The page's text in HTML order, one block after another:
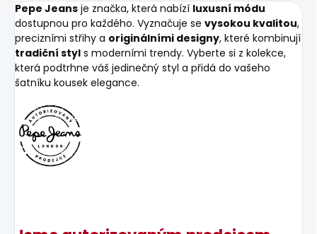
Pepe Jeans je značka, která nabízí luxusní módu
dostupnou pro každého. Vyznačuje se vysokou kvalitou,
precizními střihy a originálními designy, které kombinují
tradiční styl s moderními trendy. Vyberte si z kolekce,
která podtrhne váš jedinečný styl a přidá do vašeho
šatníku kousek elegance.